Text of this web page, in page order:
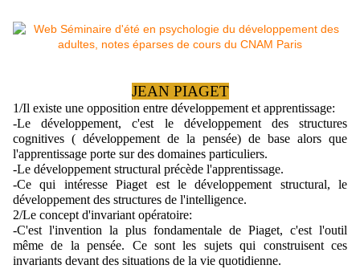
JEAN PIAGET
1/Il existe une opposition entre développement et apprentissage:
-Le développement, c'est le développement des structures
cognitives ( développement de la pensée) de base alors que
l'apprentissage porte sur des domaines particuliers.
-Le développement structural précède l'apprentissage.
-Ce qui intéresse Piaget est le développement structural, le
développement des structures de l'intelligence.
2/Le concept d'invariant opératoire:
-C'est l'invention la plus fondamentale de Piaget, c'est l'outil
même de la pensée. Ce sont les sujets qui construisent ces
invariants devant des situations de la vie quotidienne.